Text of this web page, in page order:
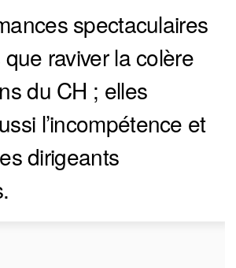
spectaculaires
raviver la colère
du CH ; elles
l’incompétence et
dirigeants